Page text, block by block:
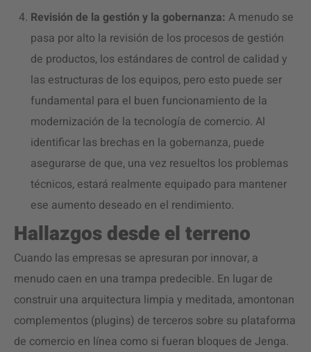
Revisión de la gestión y la gobernanza: A menudo se
pasa por alto la revisión de los procesos de gestión
de productos, los estándares de control de calidad y
las estructuras de los equipos, pero esto puede ser
fundamental para el buen funcionamiento de la
modernización de la tecnología de comercio. Al
identificar las brechas en la gobernanza, puede
asegurarse de que, una vez resueltos los problemas
técnicos, estará realmente equipado para mantener
ese aumento deseado en el rendimiento.
Hallazgos desde el terreno
Cuando las empresas se apresuran por innovar, a
menudo caen en una trampa predecible. En lugar de
construir una arquitectura limpia y meditada, amontonan
complementos (plugins) de terceros sobre su plataforma
de comercio en línea como si fueran bloques de Jenga.